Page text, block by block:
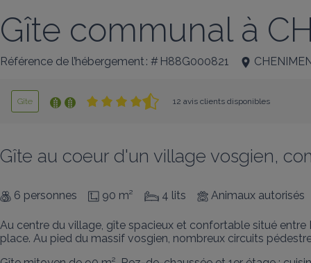
Gîte communal à
Référence de l’hébergement : # H88G000821
Gîte 12 avis clients disponibles
Gîte au coeur d'un village vosgien,
6 personnes 90 m² 4 lits Animaux autorisés
Au centre du village, gîte spacieux et confortable situé entre
place. Au pied du massif vosgien, nombreux circuits